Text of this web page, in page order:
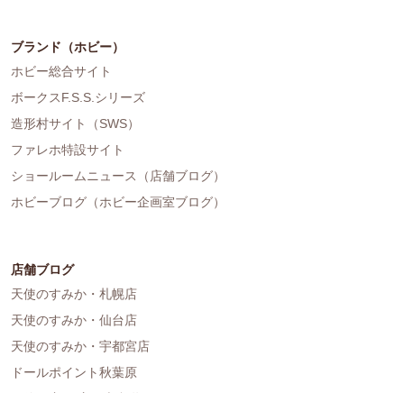
ブランド（ホビー）
ホビー総合サイト
ボークスF.S.S.シリーズ
造形村サイト（SWS）
ファレホ特設サイト
ショールームニュース（店舗ブログ）
ホビーブログ（ホビー企画室ブログ）
店舗ブログ
天使のすみか・札幌店
天使のすみか・仙台店
天使のすみか・宇都宮店
ドールポイント秋葉原